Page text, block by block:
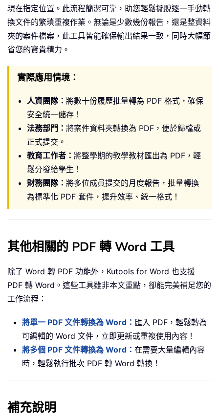
現在指定位置。此流程簡潔可靠，助您輕鬆擺脫逐一手動轉
換文件的繁瑣重複作業。無論是少數幾份報告，還是整資料
夾的案件檔案，此工具皆能確保輸出結果一致，同時大幅節
省您的寶貴精力。
實際應用情境：
人資團隊： 將數十份履歷批量轉為 PDF 格式，確保
安全統一儲存！
法務部門： 將案件資料夾轉換為 PDF，便於歸檔或
正式提交。
教育工作者： 將整學期的教學教材匯出為 PDF，輕
鬆分發給學生！
財務團隊： 將多位成員提交的月度報告，批量轉換
為標準化 PDF 套件，提升效率、統一格式！
其他相關的 PDF 轉 Word 工具
除了 Word 轉 PDF 功能外，Kutools for Word 也支援
PDF 轉 Word。這些工具雖非本文重點，卻能完美補足您的
工作流程：
將單一 PDF 文件轉換為 Word： 匯入 PDF，輕鬆轉為
可編輯的 Word 文件，立即更新或重複使用內容！
將多個 PDF 文件轉換為 Word： 在需要大量編輯內容
時，輕鬆執行批次 PDF 轉 Word 轉換！
補充說明